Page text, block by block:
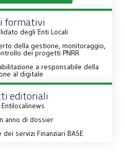
formativi
degli Enti Locali
della gestione, monitoraggio,
dei progetti PNRR
a responsabile della
al digitale
editoriali
anno di dossier
servizi Finanziari BASE